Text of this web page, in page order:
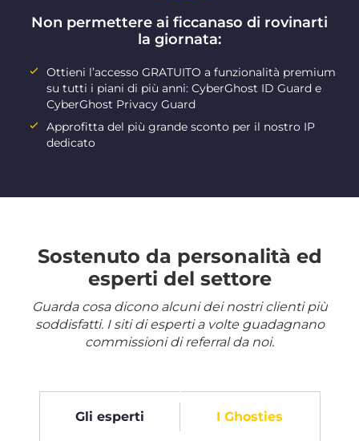
Non permettere ai ficcanaso di rovinarti
la giornata:
Ottieni l’accesso GRATUITO a funzionalità premium
su tutti i piani di più anni: CyberGhost ID Guard e
CyberGhost Privacy Guard
Approfitta del più grande sconto per il nostro IP
dedicato
Sostenuto da personalità ed
esperti del settore
Guarda cosa dicono alcuni dei nostri clienti più
soddisfatti. I siti di esperti a volte guadagnano
commissioni di referral da noi.
Gli esperti I Ghosties